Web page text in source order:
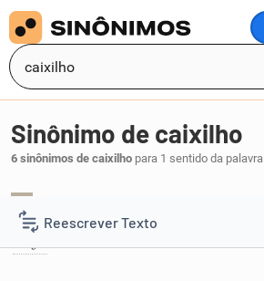
Reescrever Texto
Sinônimo de caixilho
6 sinônimos de caixilho para 1 sentido da palavra
tarja